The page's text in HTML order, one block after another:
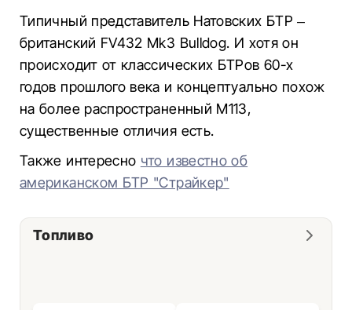
Типичный представитель Натовских БТР –
британский FV432 Mk3 Bulldog. И хотя он
происходит от классических БТРов 60-х
годов прошлого века и концептуально похож
на более распространенный М113,
существенные отличия есть.
Также интересно что известно об
американском БТР "Страйкер"
Топливо